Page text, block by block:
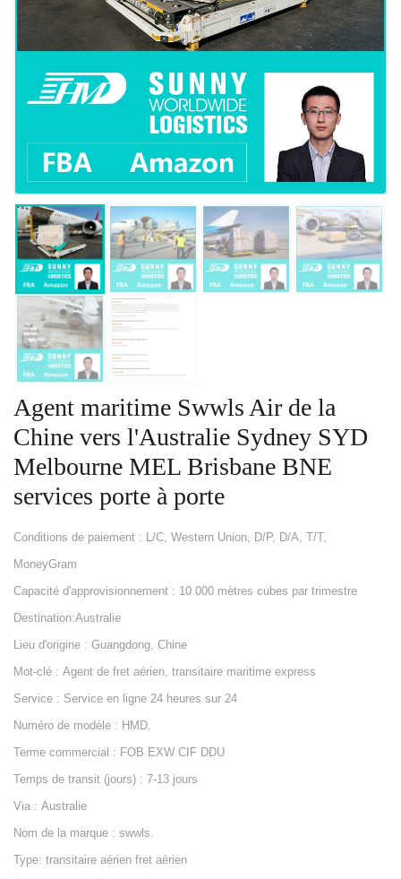
Agent maritime Swwls Air de la
Chine vers l'Australie Sydney SYD
Melbourne MEL Brisbane BNE
services porte à porte
Conditions de paiement : L/C, Western Union, D/P, D/A, T/T,
MoneyGram
Capacité d'approvisionnement : 10 000 mètres cubes par trimestre
Destination:Australie
Lieu d'origine : Guangdong, Chine
Mot-clé : Agent de fret aérien, transitaire maritime express
Service : Service en ligne 24 heures sur 24
Numéro de modèle : HMD.
Terme commercial : FOB EXW CIF DDU
Temps de transit (jours) : 7-13 jours
Via : Australie
Nom de la marque : swwls.
Type: transitaire aérien fret aérien